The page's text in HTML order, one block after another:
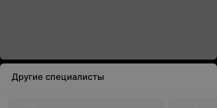
Другие специалисты